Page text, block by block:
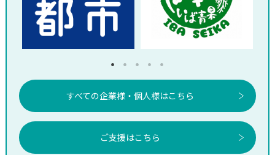
すべての企業様・個人様はこちら
ご支援はこちら